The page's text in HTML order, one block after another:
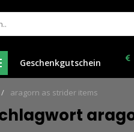
Geschenkgutschein
uur besteld = de volgende
in huis!
/ aragorn as strider items